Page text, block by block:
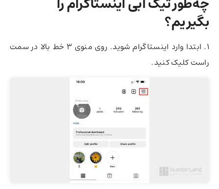
بگیریم؟
1. ابتدا وارد اینستاگرام شوید. روی منوی 3 خط بالا در سمت
راست کلیک کنید.